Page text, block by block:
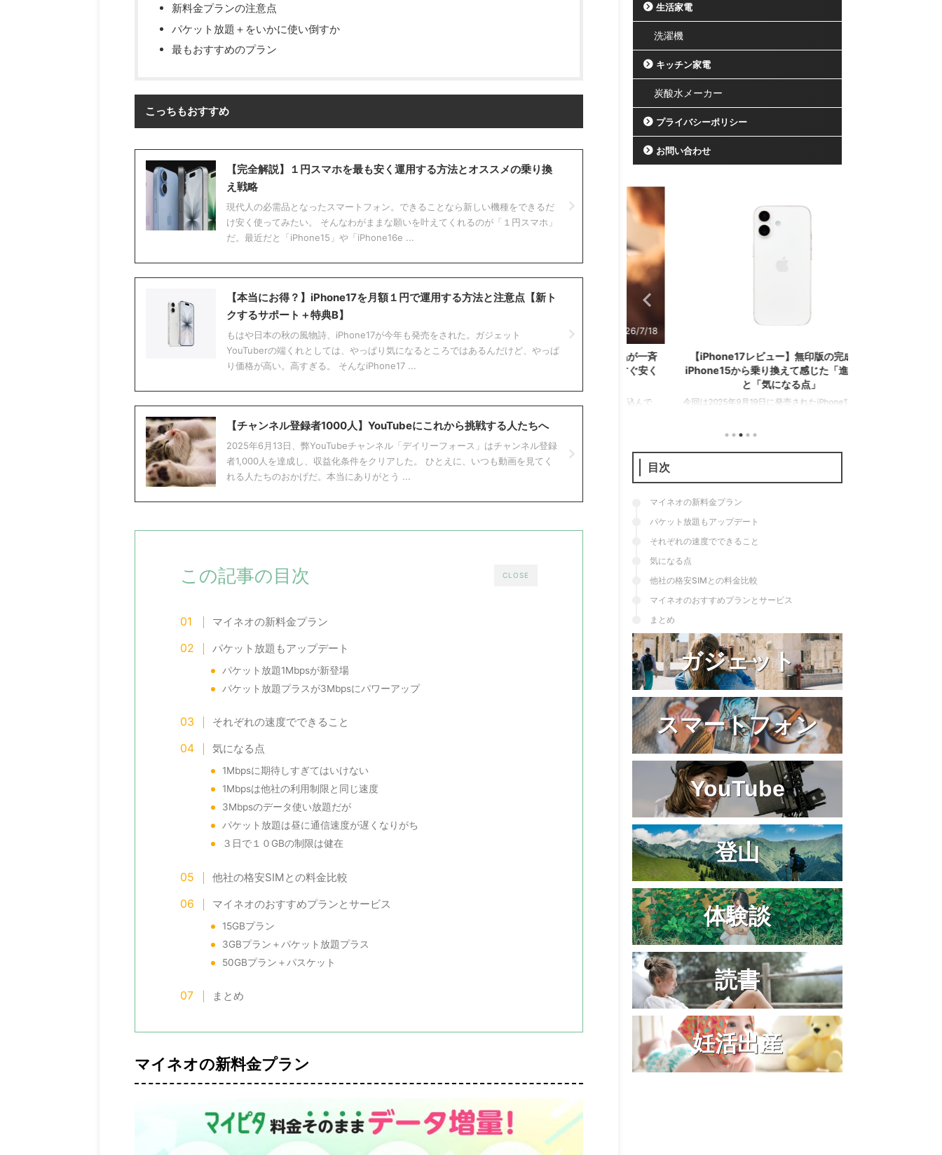
新料金プランの注意点
パケット放題＋をいかに使い倒すか
最もおすすめのプラン
こっちもおすすめ
【完全解説】１円スマホを最も安く運用する方法とオススメの乗り換
え戦略
現代人の必需品となったスマートフォン。できることなら新しい機種をできるだ
け安く使ってみたい。 そんなわがままな願いを叶えてくれるのが「１円スマホ」
だ。最近だと「iPhone15」や「iPhone16e ...
【本当にお得？】iPhone17を月額１円で運用する方法と注意点【新ト
クするサポート＋特典B】
もはや日本の秋の風物詩、iPhone17が今年も発売をされた。ガジェット
YouTuberの端くれとしては、やっぱり気になるところではあるんだけど、やっぱ
り価格が高い。高すぎる。 そんなiPhone17 ...
【チャンネル登録者1000人】YouTubeにこれから挑戦する人たちへ
2025年6月13日、弊YouTubeチャンネル「デイリーフォース」はチャンネル登録
者1,000人を達成し、収益化条件をクリアした。 ひとえに、いつも動画を見てく
れる人たちのおかげだ。本当にありがとう ...
CLOSE
この記事の目次
マイネオの新料金プラン
パケット放題もアップデート
パケット放題1Mbpsが新登場
パケット放題プラスが3Mbpsにパワーアップ
それぞれの速度でできること
気になる点
1Mbpsに期待しすぎてはいけない
1Mbpsは他社の利用制限と同じ速度
3Mbpsのデータ使い放題だが
パケット放題は昼に通信速度が遅くなりがち
３日で１０GBの制限は健在
他社の格安SIMとの料金比較
マイネオのおすすめプランとサービス
15GBプラン
3GBプラン＋パケット放題プラス
50GBプラン＋パスケット
まとめ
マイネオの新料金プラン
生活家電
洗濯機
キッチン家電
炭酸水メーカー
プライバシーポリシー
お問い合わせ
と思ったのかをこの記事で書き記すこと
に買ったあとのレビューの肥やしにするの
つまり一度で二度おいしい。 こっちもおす
防犯カメラ 300万画素（ナイトビジ
スイッチボットの見守りカメラ。犯罪者は監
と呼ぶ。第１子が産まれたので、赤ちゃん
りカメラとしてほしい。故にナイトビジョ
2026/8/1
【2026年8月版】スマホを安く買う方法と
各通信キャリアのお得なキャンペーン
通信キャリアの最新お得なキャンペーン情報とスマ
ートフォンを安く手に入れる方法についてまとめて
解説をする。 今月のおすすめキャンペーン
iPhone17⇒楽天モバイル（本体一括110,800円）
iPhone17e（２年レンタル）⇒楽天モバイル（月額
１円） Google Pixel 10a⇒ahamo（本体一括51,513
円） 各キャリアが値上げに踏み切る中、楽天モバイ
2026/7/18
【2026年7月】iPhone・Apple製品が一斉
に続き、ついにiPhoneやApple Watch、AirPods、
さらには「Apple認定整備済製品」までもが一斉値
上げされることが発表された。しかも7月18日付で
上げ後の価格比較表や、今後の次期モデル（iPhone
1. 【現行モデル】iPhoneシリ ...
【iPhone17レビュー】無印版の完成形。
iPhone15から乗り換えて感じた「進化点」
と「気になる点」
今回は2025年9月19日に発売されたiPhone17の長期
紹介するとともに、果たしてこのスマホを買うべき
なのかを解説していこう。 こっちもおすすめ 結論
（買うべき人・そうでない人） 最初にこの記事の結
論。iPhone17は従来のモデルから順当に性能が底上
と言える。iPhone8⇒SE⇒SE2⇒13 ...
目次
マイネオの新料金プラン
パケット放題もアップデート
それぞれの速度でできること
気になる点
他社の格安SIMとの料金比較
マイネオのおすすめプランとサービス
まとめ
ガジェット
スマートフォン
YouTube
登山
体験談
読書
妊活出産